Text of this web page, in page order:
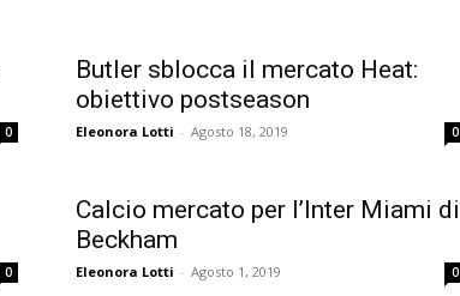
0
Butler sblocca il mercato Heat:
obiettivo postseason
Eleonora Lotti - Agosto 18, 2019 0
0
Calcio mercato per l’Inter Miami di
Beckham
Eleonora Lotti - Agosto 1, 2019 0